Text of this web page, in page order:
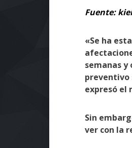
Fuente:
«Se ha
semanas
preventivo
expresó el
Sin
ver con la